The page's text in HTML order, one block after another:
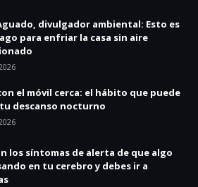
divulgador ambiental: Esto es
para enfriar la casa sin aire
el móvil cerca: el hábito que puede
descanso nocturno
los síntomas de alerta de que algo
en tu cerebro y debes ir a